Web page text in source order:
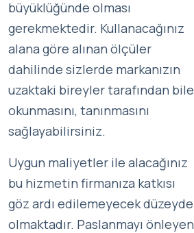
büyüklüğünde olması
gerekmektedir. Kullanacağınız
alana göre alınan ölçüler
dahilinde sizlerde markanızın
uzaktaki bireyler tarafından bile
okunmasını, tanınmasını
sağlayabilirsiniz.
Uygun maliyetler ile alacağınız
bu hizmetin firmanıza katkısı
göz ardı edilemeyecek düzeyde
olmaktadır. Paslanmayı önleyen